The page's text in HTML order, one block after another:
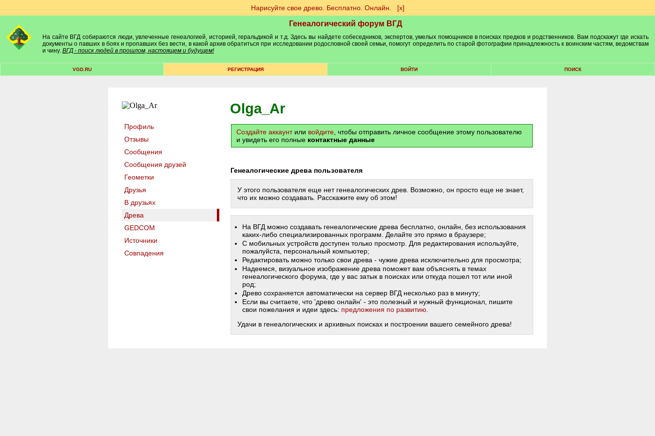
Нарисуйте свое древо. Бесплатно. Онлайн. [х]
Генеалогический форум ВГД
На сайте ВГД собираются люди, увлеченные генеалогией, историей, геральдикой и т.д. Здесь вы найдете собеседников, экспертов, умелых помощников в поисках предков и родственников. Вам подскажут где искать
документы о павших в боях и пропавших без вести, в какой архив обратиться при исследовании родословной своей семьи, помогут определить по старой фотографии принадлежность к воинским частям, ведомствам
и чину. ВГД - поиск людей в прошлом, настоящем и будущем!
VGD.RU РЕГИСТРАЦИЯ ВОЙТИ ПОИСК
Профиль
Отзывы
Сообщения
Сообщения друзей
Геометки
Друзья
В друзьях
Древа
GEDCOM
Источники
Совпадения
Olga_Ar
Создайте аккаунтили войдите , чтобы отправить личное сообщение этому пользователю
и увидеть его полные контактные данные
Генеалогические древа пользователя
У этого пользователя еще нет генеалогических древ. Возможно, он просто еще не знает,
что их можно создавать. Расскажите ему об этом!
На ВГД можно создавать генеалогические древа бесплатно, онлайн, без использования
каких-либо специализированных программ. Делайте это прямо в браузере;
С мобильных устройств доступен только просмотр. Для редактирования используйте,
пожалуйста, персональный компьютер;
Редактировать можно только свои древа - чужие древа исключительно для просмотра;
Надеемся, визуальное изображение древа поможет вам объяснять в темах
генеалогического форума, где у вас затык в поисках или откуда пошел тот или иной
род;
Древо сохраняется автоматически на сервер ВГД несколько раз в минуту;
Если вы считаете, что 'древо онлайн' - это полезный и нужный функционал, пишите
свои пожелания и идеи здесь: предложения по развитию
Удачи в генеалогических и архивных поисках и построении вашего семейного древа!